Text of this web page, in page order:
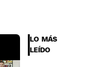
LO MÁS
LEÍDO